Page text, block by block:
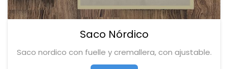
Saco Nórdico
Saco nordico con fuelle y cremallera, con ajustable.